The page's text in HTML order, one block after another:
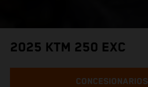
2025 KTM 250 EXC
CONCESIONARIOS